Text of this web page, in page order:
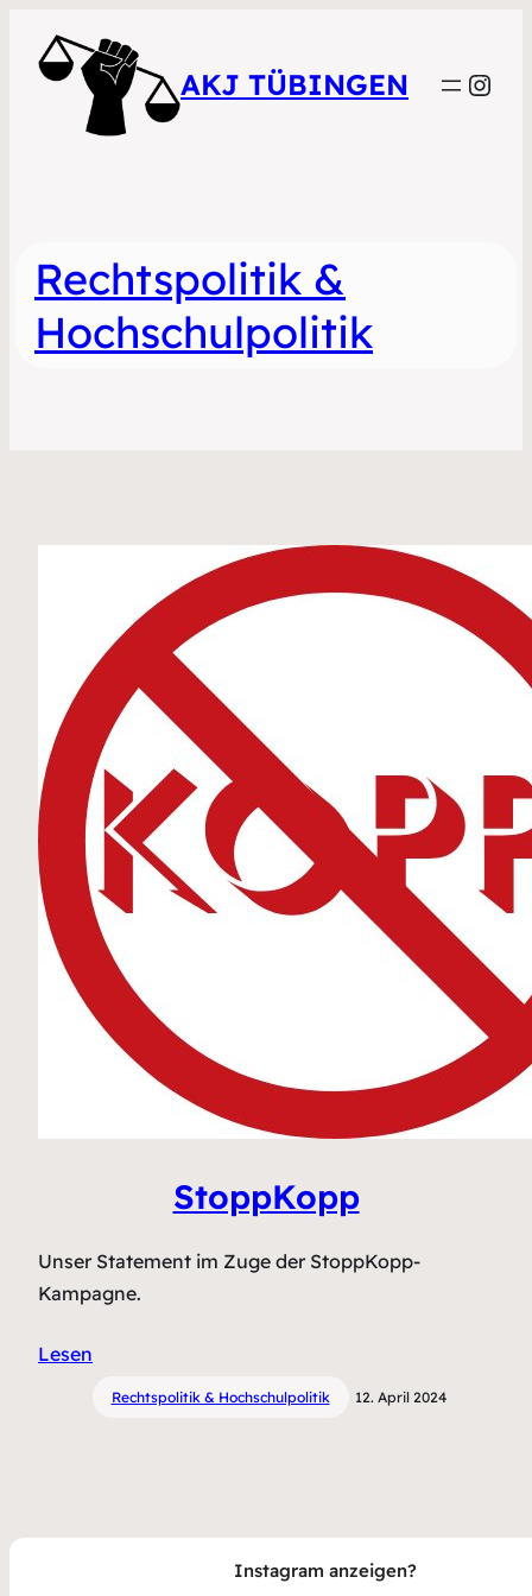
Instagram anzeigen?
AKJ TÜBINGEN
Rechtspolitik &
Hochschulpolitik
StoppKopp
Unser Statement im Zuge der StoppKopp-
Kampagne.
Lesen
Rechtspolitik & Hochschulpolitik 12. April 2024